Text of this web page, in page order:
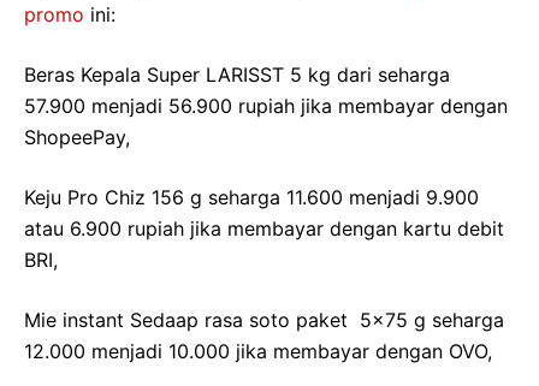
promo ini:
Beras Kepala Super LARISST 5 kg dari seharga
57.900 menjadi 56.900 rupiah jika membayar dengan
ShopeePay,
Keju Pro Chiz 156 g seharga 11.600 menjadi 9.900
atau 6.900 rupiah jika membayar dengan kartu debit
BRI,
Mie instant Sedaap rasa soto paket 5×75 g seharga
12.000 menjadi 10.000 jika membayar dengan OVO,